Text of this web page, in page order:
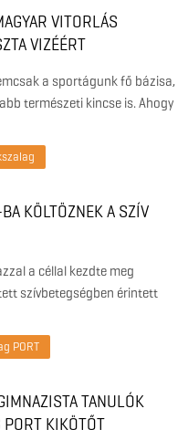
VITORLÁS
VIZÉÉRT
a sportágunk fő bázisa,
természeti kincse is. Ahogy
KÖLTÖZNEK A SZÍV
a céllal kezdte meg
szívbetegségben érintett
PORT
TANULÓK
PORT KIKÖTŐT